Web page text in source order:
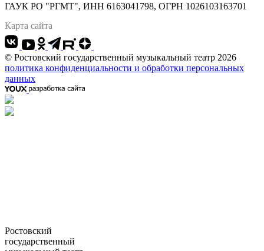
ГАУК РО "РГМТ", ИНН 6163041798, ОГРН 1026103163701
Карта сайта
© Ростовский государственный музыкальный театр 2026
политика конфиденциальности и обработки персональных
данных
Ростовский
государственный